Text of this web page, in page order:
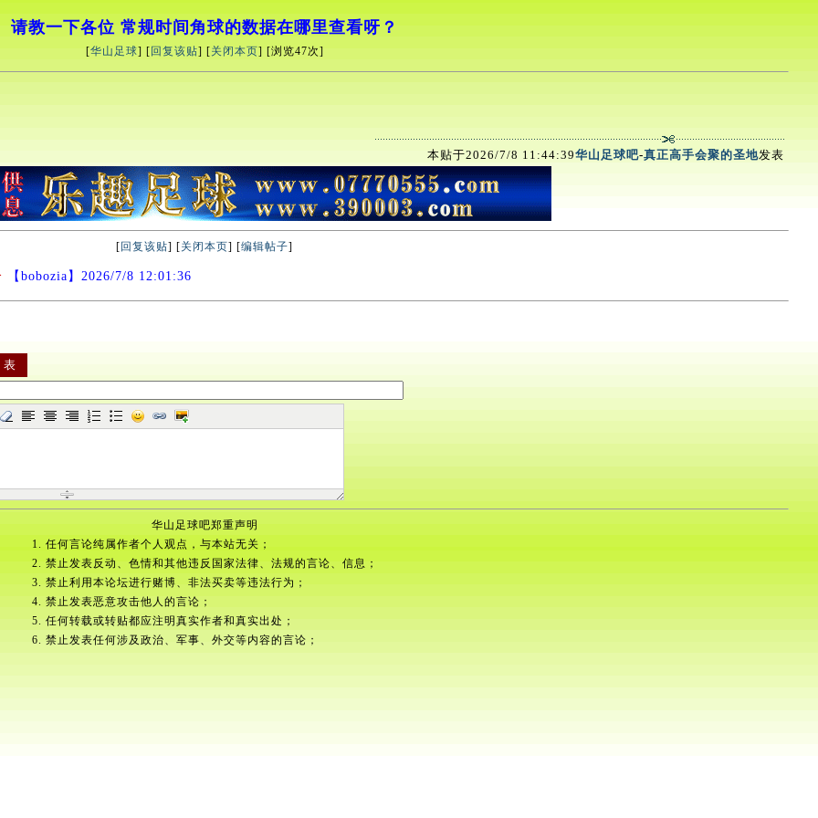
请教一下各位 常规时间角球的数据在哪里查看呀？
[华山足球] [ 回复该贴] [关闭本页] [浏览47次]
本贴于2026/7/8 11:44:39华山足球吧-真正高手会聚的圣地发表
[ 回复该贴] [关闭本页] [编辑帖子]
【bobozia】2026/7/8 12:01:36
华山足球吧郑重声明
1. 任何言论纯属作者个人观点，与本站无关；
2. 禁止发表反动、色情和其他违反国家法律、法规的言论、信息；
3. 禁止利用本论坛进行赌博、非法买卖等违法行为；
4. 禁止发表恶意攻击他人的言论；
5. 任何转载或转贴都应注明真实作者和真实出处；
6. 禁止发表任何涉及政治、军事、外交等内容的言论；